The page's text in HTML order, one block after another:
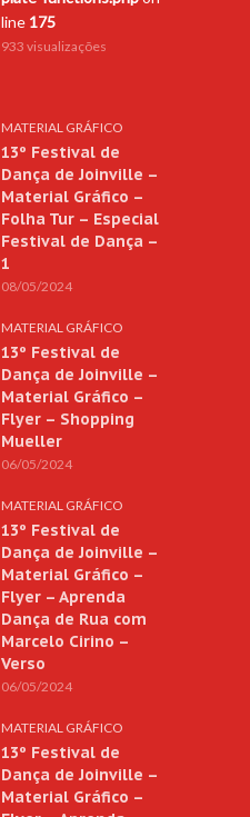
line 175
933 visualizações
MATERIAL GRÁFICO
13º Festival de
Dança de Joinville –
Material Gráfico –
Folha Tur – Especial
Festival de Dança –
1
08/05/2024
MATERIAL GRÁFICO
13º Festival de
Dança de Joinville –
Material Gráfico –
Flyer – Shopping
Mueller
06/05/2024
MATERIAL GRÁFICO
13º Festival de
Dança de Joinville –
Material Gráfico –
Flyer – Aprenda
Dança de Rua com
Marcelo Cirino –
Verso
06/05/2024
MATERIAL GRÁFICO
13º Festival de
Dança de Joinville –
Material Gráfico –